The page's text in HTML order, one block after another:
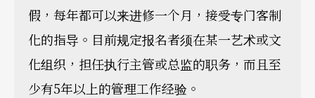
假，每年都可以来进修一个月，接受专门客制
化的指导。目前规定报名者须在某一艺术或文
化组织，担任执行主管或总监的职务，而且至
少有5年以上的管理工作经验。